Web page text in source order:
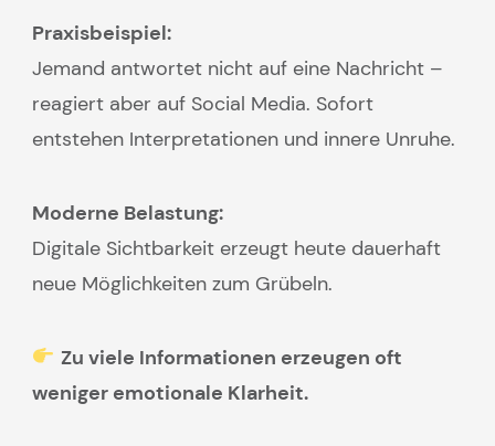
Praxisbeispiel:
Jemand antwortet nicht auf eine Nachricht –
reagiert aber auf Social Media. Sofort
entstehen Interpretationen und innere Unruhe.
Moderne Belastung:
Digitale Sichtbarkeit erzeugt heute dauerhaft
neue Möglichkeiten zum Grübeln.
Zu viele Informationen erzeugen oft
weniger emotionale Klarheit.